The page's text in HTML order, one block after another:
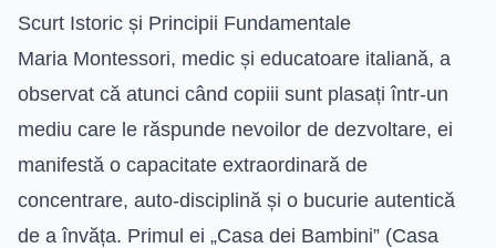
Scurt Istoric și Principii Fundamentale
Maria Montessori, medic și educatoare italiană, a
observat că atunci când copiii sunt plasați într-un
mediu care le răspunde nevoilor de dezvoltare, ei
manifestă o capacitate extraordinară de
concentrare, auto-disciplină și o bucurie autentică
de a învăța. Primul ei „Casa dei Bambini” (Casa